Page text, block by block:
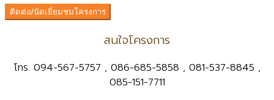
ติดต่อ/นัดเยี่ยมชมโครงการ
สนใจโครงการ
โทร. 094-567-5757 , 086-685-5858 , 081-537-8845 ,
085-151-7711